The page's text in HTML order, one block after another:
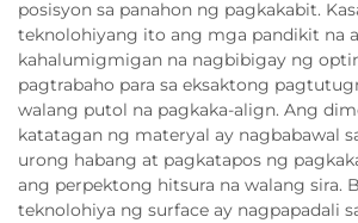
posisyon sa panahon ng pagkakabit.
teknolohiyang ito ang mga pandikit na
kahalumigmigan na nagbibigay ng
pagtrabaho para sa eksaktong
walang putol na pagkaka-align. Ang
katatagan ng materyal ay nagbabawal
urong habang at pagkatapos ng
ang perpektong hitsura na walang sira.
teknolohiya ng surface ay nagpapadali